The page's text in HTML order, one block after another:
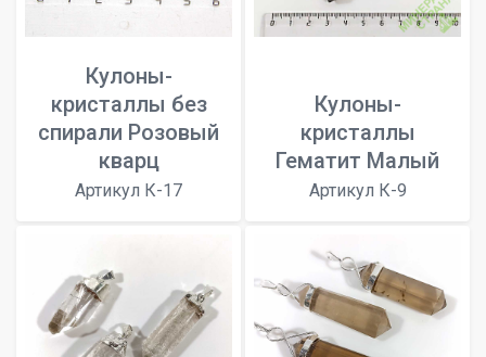
Кулоны-
кристаллы без
спирали Розовый
кварц
Артикул К-17
Кулоны-
кристаллы
Гематит Малый
Артикул К-9